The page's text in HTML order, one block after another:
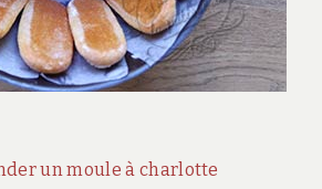
un moule à charlotte